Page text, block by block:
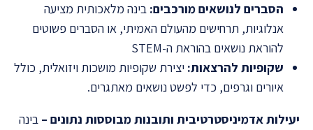
הסברים לנושאים מורכבים: בינה מלאכותית מציעה
אנלוגיות, תרחישים מהעולם האמיתי, או הסברים פשוטים
להוראת נושאים בהוראת ה-STEM
שקופיות להרצאות: יצירת שקופיות מושכות ויזואלית, כולל
איורים וגרפים, כדי לפשט נושאים מאתגרים.
יעילות אדמיניסטרטיבית ותובנות מבוססות נתונים – בינה